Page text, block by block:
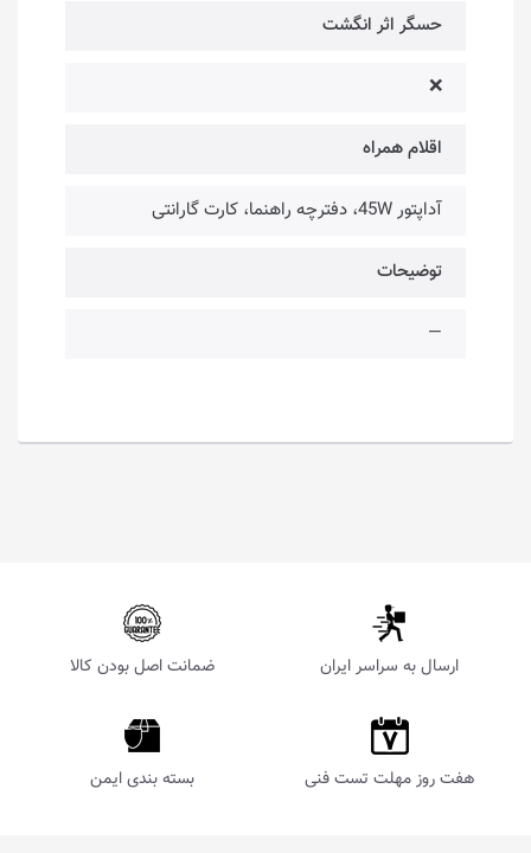
حسگر اثر انگشت
❌
اقلام همراه
آداپتور 45W، دفترچه راهنما، کارت گارانتی
توضیحات
—
ارسال به سراسر ایران ضمانت اصل بودن کالا
هفت روز مهلت تست فنی بسته بندی ایمن